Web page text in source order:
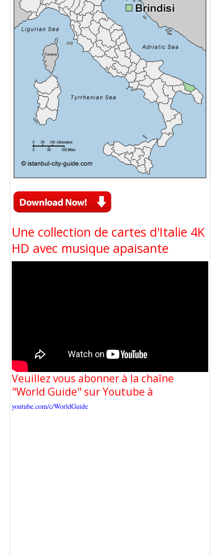
Une collection de cartes d'Italie 4K
HD avec musique apaisante
Veuillez vous abonner à la chaîne
"World Guide" sur Youtube à
youtube.com/c/WorldGuide